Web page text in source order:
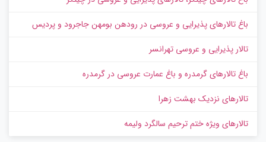
باغ تالارهای پذیرایی و عروسی در رودهن بومهن جاجرود و پردیس
تالار پذیرایی و عروسی تهرانسر
باغ تالارهای گرمدره و باغ عمارت عروسی در گرمدره
تالارهای نزدیک بهشت زهرا
تالارهای ویژه ختم ترحیم سالگرد ولیمه